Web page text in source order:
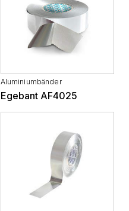
Aluminiumbänder
Egebant AF4025